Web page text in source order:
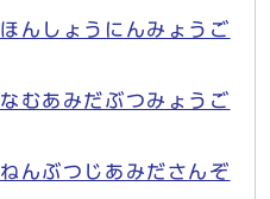
んしょうにんみょうご
むあみだぶつみょうご
んぶつじあみださんぞ